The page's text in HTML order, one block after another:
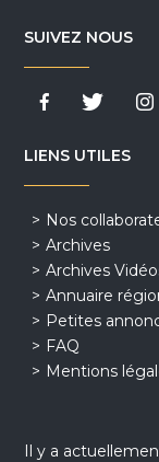
SUIVEZ NOUS
LIENS UTILES
Nos
Archives
Archives
Annuaire
Petites
FAQ
Mentions
Il y a